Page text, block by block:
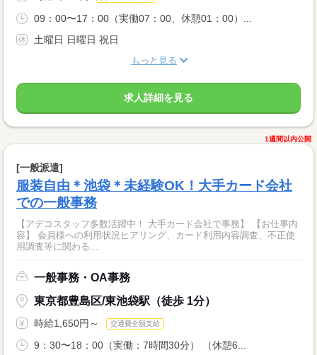
09：00〜17：00（実働07：00、休憩01：00）...
土曜日 日曜日 祝日
もっと見る
求人詳細を見る
1週間以内公開
[一般派遣]
服装自由＊池袋＊未経験OK！大手カード会社
での一般事務
【アデコスタッフ多数活躍中！ 大手カード会社で事務】 【お仕事内
容】 会員様への利用状況ヒアリング、カード利用内容調査、不正使
用調査等に関わる...
一般事務・OA事務
東京都豊島区/東池袋駅（徒歩 1分）
時給1,650円～ 交通費全額支給
9：30〜18：00（実働：7時間30分） （休憩6...